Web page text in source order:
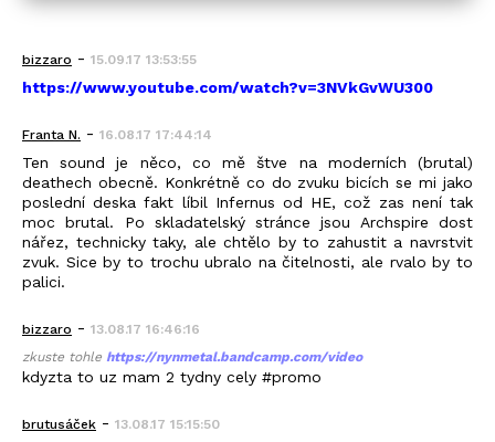
bizzaro - 15.09.17 13:53:55
https://www.youtube.com/watch?v=3NVkGvWU300
Franta N. - 16.08.17 17:44:14
Ten sound je něco, co mě štve na moderních (brutal)
deathech obecně. Konkrétně co do zvuku bicích se mi jako
poslední deska fakt líbil Infernus od HE, což zas není tak
moc brutal. Po skladatelský stránce jsou Archspire dost
nářez, technicky taky, ale chtělo by to zahustit a navrstvit
zvuk. Sice by to trochu ubralo na čitelnosti, ale rvalo by to
palici.
bizzaro - 13.08.17 16:46:16
zkuste tohle https://nynmetal.bandcamp.com/video
kdyzta to uz mam 2 tydny cely #promo
brutusáček - 13.08.17 15:15:50